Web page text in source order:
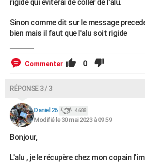
rigide qui eviterai de coller de l'alu.
Sinon comme dit sur le message
bien mais il faut que l'alu soit rigide
Commenter 0
RÉPONSE 3 / 3
Daniel 26 4 688
Modifié le 30 mai 2023 à 09:59
Bonjour,
L'alu , je le récupère chez mon copain